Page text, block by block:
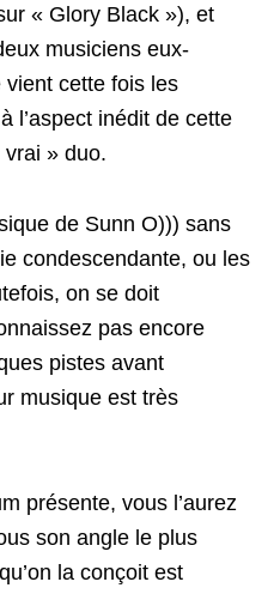
« Glory Black »), et
musiciens eux-
cette fois les
l’aspect inédit de cette
» duo.
de Sunn O))) sans
condescendante, ou les
on se doit
pas encore
pistes avant
musique est très
présente, vous l’aurez
son angle le plus
la conçoit est